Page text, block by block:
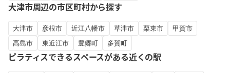
大津市周辺の市区町村から探す
大津市 彦根市 近江八幡市 草津市 栗東市
甲賀市
高島市
東近江市 豊郷町 多賀町
ピラティスできるスペースがある近くの駅